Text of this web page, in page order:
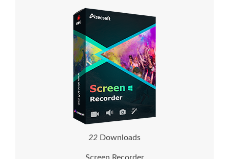
22 Downloads
Screen Recorder